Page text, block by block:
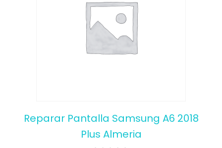
Reparar Pantalla Samsung A6 2018
Plus Almeria